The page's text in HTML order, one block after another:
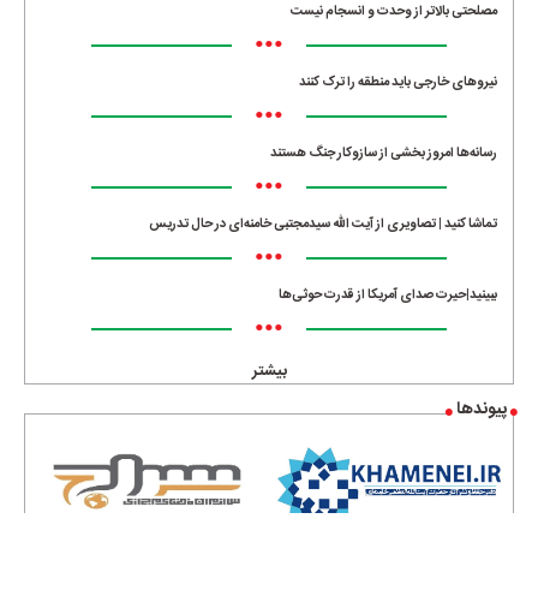
مصلحتی بالاتر از وحدت و انسجام نیست
•••
نیروهای خارجی باید منطقه را ترک کنند
•••
رسانه‌ها امروز بخشی از سازوکار جنگ هستند
•••
تماشا کنید | تصاویری از آیت الله سیدمجتبی خامنه‌ای در حال تدریس
•••
ببینید|حیرت صدای آمریکا از قدرت حوثی‌ها
•••
بیشتر
پیوندها